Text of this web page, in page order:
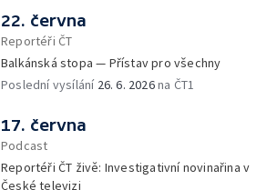
22. června
Reportéři ČT
Balkánská stopa — Přístav pro všechny
Poslední vysílání 26. 6. 2026na ČT1
17. června
Podcast
Reportéři ČT živě: Investigativní novinařina v
České televizi